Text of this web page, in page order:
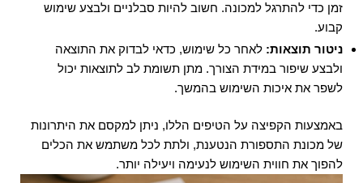
זמן כדי להתרגל למכונה. חשוב להיות סבלניים ולבצע שימוש
קבוע.
ניטור תוצאות: לאחר כל שימוש, כדאי לבדוק את התוצאה
ולבצע שיפור במידת הצורך. מתן תשומת לב לתוצאות יכול
לשפר את איכות השימוש בהמשך.
באמצעות הקפיצה על הטיפים הללו, ניתן למקסם את היתרונות
של מכונת התספורת הנטענת, ולתת לכל משתמש את הכלים
להפוך את חווית השימוש לנעימה ויעילה יותר.